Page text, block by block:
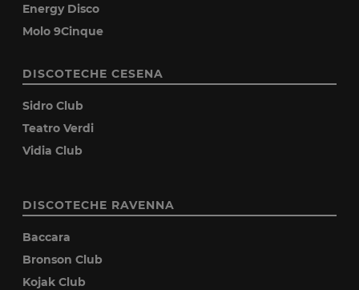
Energy Disco
Molo 9Cinque
DISCOTECHE CESENA
Sidro Club
Teatro Verdi
Vidia Club
DISCOTECHE RAVENNA
Baccara
Bronson Club
Kojak Club